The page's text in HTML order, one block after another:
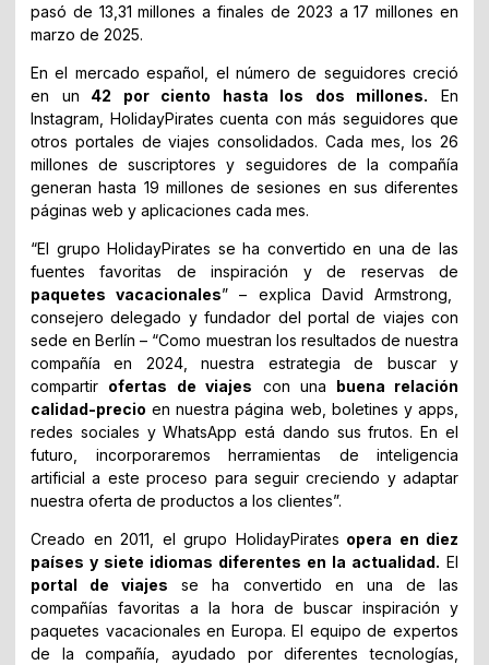
pasó de 13,31 millones a finales de 2023 a 17 millones en
marzo de 2025.
En el mercado español, el número de seguidores creció
en un 42 por ciento hasta los dos millones. En
Instagram, HolidayPirates cuenta con más seguidores que
otros portales de viajes consolidados. Cada mes, los 26
millones de suscriptores y seguidores de la compañía
generan hasta 19 millones de sesiones en sus diferentes
páginas web y aplicaciones cada mes.
“El grupo HolidayPirates se ha convertido en una de las
fuentes favoritas de inspiración y de reservas de
paquetes vacacionales” – explica David Armstrong,
consejero delegado y fundador del portal de viajes con
sede en Berlín – “Como muestran los resultados de nuestra
compañía en 2024, nuestra estrategia de buscar y
compartir ofertas de viajes con una buena relación
calidad-precio en nuestra página web, boletines y apps,
redes sociales y WhatsApp está dando sus frutos. En el
futuro, incorporaremos herramientas de inteligencia
artificial a este proceso para seguir creciendo y adaptar
nuestra oferta de productos a los clientes”.
Creado en 2011, el grupo HolidayPirates opera en diez
países y siete idiomas diferentes en la actualidad. El
portal de viajes se ha convertido en una de las
compañías favoritas a la hora de buscar inspiración y
paquetes vacacionales en Europa. El equipo de expertos
de la compañía, ayudado por diferentes tecnologías,